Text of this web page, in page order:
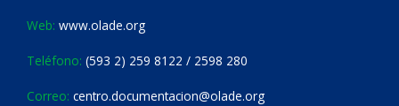
Web: www.olade.org
Teléfono: (593 2) 259 8122 / 2598 280
Correo: centro.documentacion@olade.org